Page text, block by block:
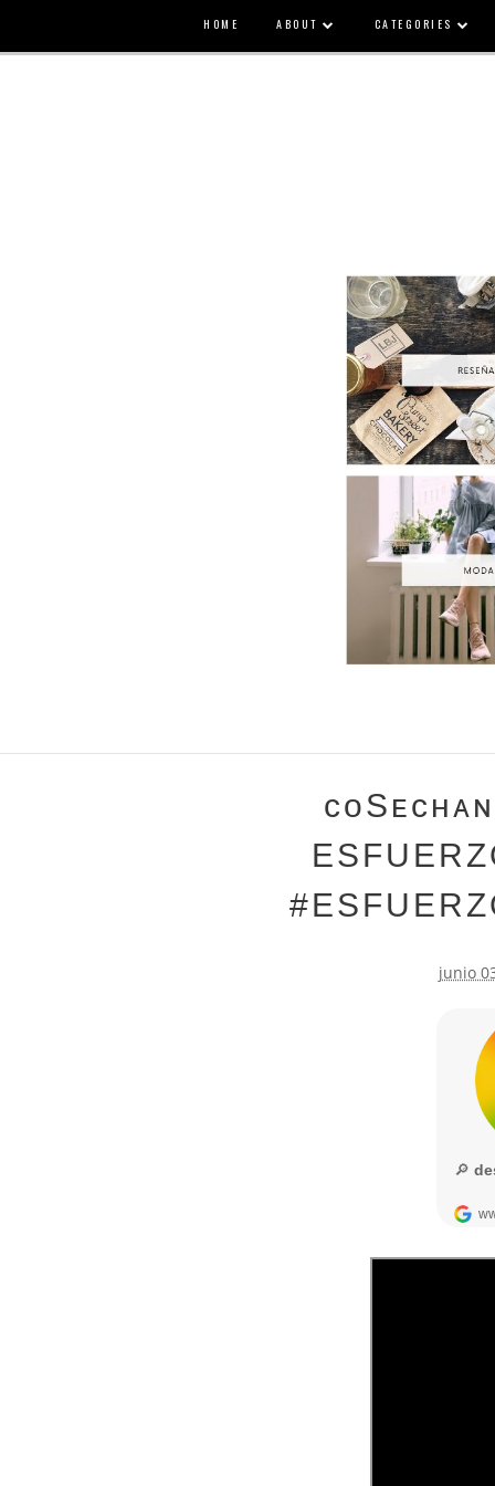
HOME ABOUT CATEGORIES
junio